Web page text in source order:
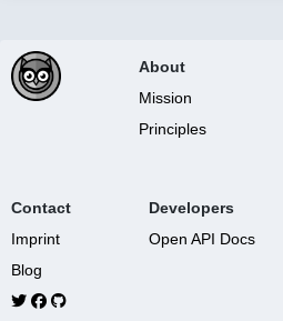
About
Mission
Principles
Contact
Imprint
Blog
Developers
Open API Docs